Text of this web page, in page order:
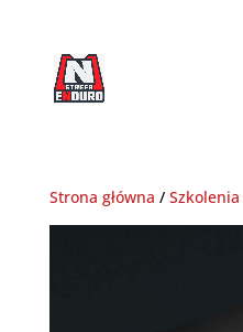
Strona główna / Szkolenia